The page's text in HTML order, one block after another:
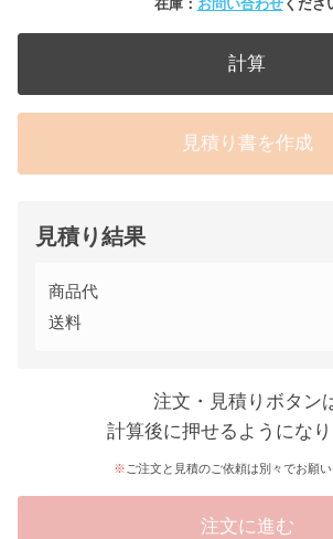
在庫： お問い合わせくださ
計算
見積り書を作成
見積り結果
商品代
送料
注文・見積りボタン
計算後に押せるようになり
ご注文と見積のご依頼は別々でお願い
注文に進む